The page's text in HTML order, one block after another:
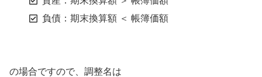
負債：期末換算額 ＜ 帳簿価額
の場合ですので、調整名は